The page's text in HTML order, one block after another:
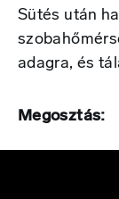
Sütés után
adagra, és
Megosztás: